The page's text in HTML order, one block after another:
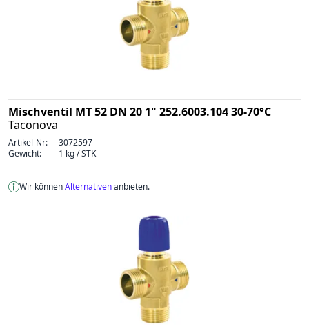
Mischventil MT 52 DN 20 1" 252.6003.104 30-70°C
Taconova
Artikel-Nr:
3072597
Gewicht:
1 kg / STK
Wir könnenAlternativenanbieten.